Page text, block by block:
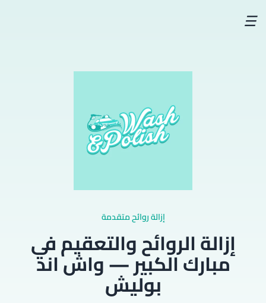
☰
إزالة روائح متقدمة
إزالة الروائح والتعقيم في
مبارك الكبير — واش اند
بوليش